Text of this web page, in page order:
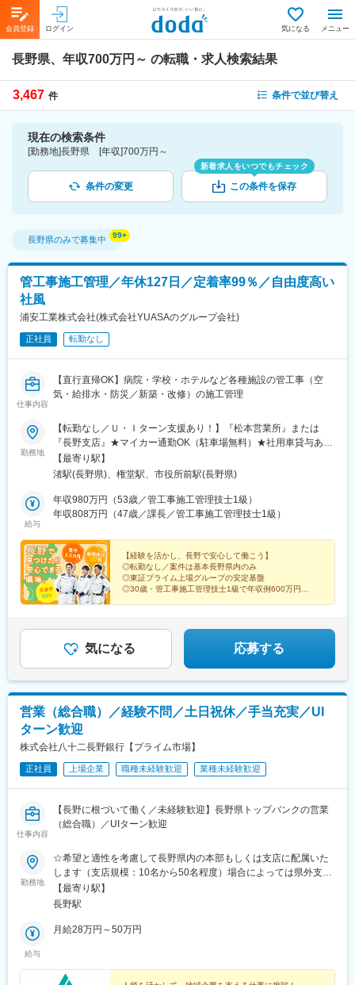
会員登録 ログイン 気になる メニュー
長野県、年収700万円～ の転職・求人検索結果
3,467 件 条件で並び替え
現在の検索条件
[勤務地]長野県 [年収]700万円～
条件の変更
新着求人をいつでもチェック
この条件を保存
長野県のみで募集中
管工事施工管理／年休127日／定着率99％／自由度高い
社風
浦安工業株式会社(株式会社YUASAのグループ会社)
正社員 転勤なし
仕事内容
【直行直帰OK】病院・学校・ホテルなど各種施設の管工事（空
気・給排水・防災／新築・改修）の施工管理
勤務地
【転勤なし／Ｕ・Ｉターン支援あり！】『松本営業所』または
『長野支店』★マイカー通勤OK（駐車場無料）★社用車貸与あり
（通勤使用可能）＜勤務地＞・松本営業所：長野県松本市征矢野
2-8-10 メッツビル・長野支店：長野県長野市早苗町52番地3★
県から、家族ごと引っ越してきて働いている先輩もいます！※受動
喫煙対策あり（喫煙所あり）
【最寄り駅】
渚駅(長野県)、権堂駅、市役所前駅(長野県)
給与
年収980万円（53歳／管工事施工管理技士1級）
年収808万円（47歳／課長／管工事施工管理技士1級）
【経験を活かし、長野で安心して働こう】
◎転勤なし／案件は基本長野県内のみ
◎東証プライム上場グループの安定基盤
◎30歳・管工事施工管理技士1級で年収例600万円超
気になる 応募する
営業（総合職）／経験不問／土日祝休／手当充実／UI
ターン歓迎
株式会社八十二長野銀行【プライム市場】
正社員 上場企業 職種未経験歓迎 業種未経験歓迎
仕事内容
【長野に根づいて働く／未経験歓迎】長野県トップバンクの営業
（総合職）／UIターン歓迎
勤務地
☆希望と適性を考慮して長野県内の本部もしくは支店に配属いた
します（支店規模：10名から50名程度）場合によっては県外支店
への配属可能性もあります。☆車通勤可本社／長野県長野市大字
中御所字岡田178番地8（最寄り駅：長野駅）受動喫煙対策：敷地
【最寄り駅】
長野駅
給与
月給28万円～50万円